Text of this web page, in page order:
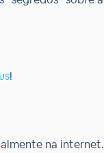
!
na internet.